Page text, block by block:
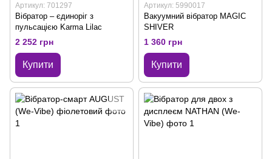
Артикул: 701297
Вібратор – єдиноріг з
пульсацією Karma Lilac
2 252 грн
Купити
Артикул: 5990017
Вакуумний вібратор MAGIC
SHIVER
1 360 грн
Купити